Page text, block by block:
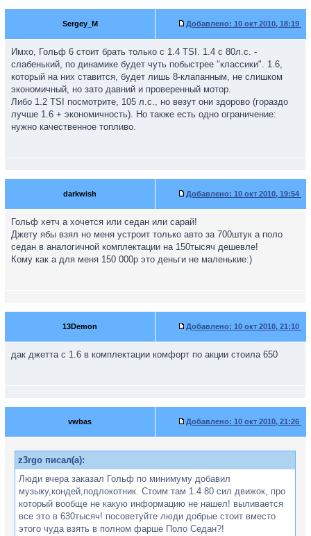
Sergey_M Добавлено: 10 окт 2010, 18:19
Имхо, Гольф 6 стоит брать только с 1.4 TSI. 1.4 с 80л.с. -
слабенький, по динамике будет чуть побыстрее "классики". 1.6,
который на них ставится, будет лишь 8-клапанным, не слишком
экономичный, но зато давний и проверенный мотор.
Либо 1.2 TSI посмотрите, 105 л.с., но везут они здорово (гораздо
лучше 1.6 + экономичность). Но также есть одно ограничение:
нужно качественное топливо.
darkwish Добавлено: 10 окт 2010, 19:54
Гольф хетч а хочется или седан или сарай!
Джету ябы взял но меня устроит только авто за 700штук а поло
седан в аналогичной комплектации на 150тысяч дешевле!
Кому как а для меня 150 000р это деньги не маленькие:)
13Demon Добавлено: 10 окт 2010, 21:10
дак джетта с 1.6 в комплектации комфорт по акции стоила 650
vwbas Добавлено: 10 окт 2010, 21:26
z3rgo писал(а):
Люди вчера заказал Гольф по минимуму добавил
музыку,кондей,подлокотник. Стоим там 1.4 80 сил движок, про
который вообще не какую информацию не нашел! выливается
все это в 630тысяч! посоветуйте люди добрые стоит вместо
этого чуда взять в полном фарше Поло Седан?!